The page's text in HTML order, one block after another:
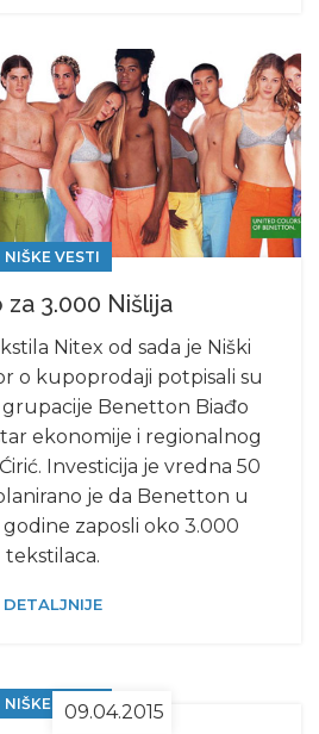
NIŠKE VESTI
za 3.000 Nišlija
Nitex od sada je Niški
o kupoprodaji potpisali su
Benetton Biađo
ekonomije i regionalnog
Investicija je vredna 50
je da Benetton u
zaposli oko 3.000
tekstilaca.
DETALJNIJE
09.04.2015
NIŠKE VESTI